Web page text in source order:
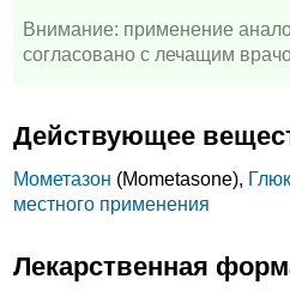
Внимание: применение
согласовано с лечащим
Действующее
Мометазон (Mometasone),
местного применения
Лекарственная